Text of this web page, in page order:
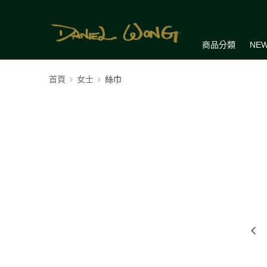
商品分類
首頁 女士 絲巾